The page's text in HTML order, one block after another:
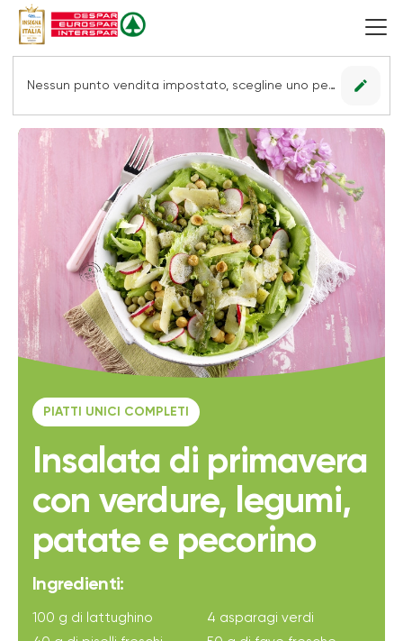
Nessun punto vendita impostato, scegline uno per vedere le offerte. edit
PIATTI UNICI COMPLETI
Insalata di primavera
con verdure, legumi,
patate e pecorino
Ingredienti:
100 g di lattughino
4 asparagi verdi